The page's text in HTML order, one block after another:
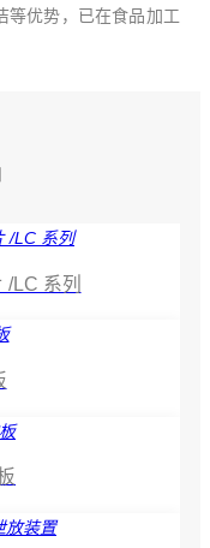
等优势，已在食品加工
/LC 系列